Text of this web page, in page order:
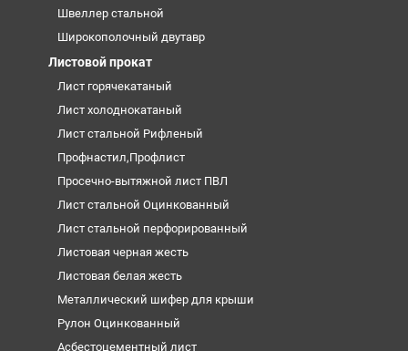
Швеллер стальной
Широкополочный двутавр
Листовой прокат
Лист горячекатаный
Лист холоднокатаный
Лист стальной Рифленый
Профнастил,Профлист
Просечно-вытяжной лист ПВЛ
Лист стальной Оцинкованный
Лист стальной перфорированный
Листовая черная жесть
Листовая белая жесть
Металлический шифер для крыши
Рулон Оцинкованный
Асбестоцементный лист